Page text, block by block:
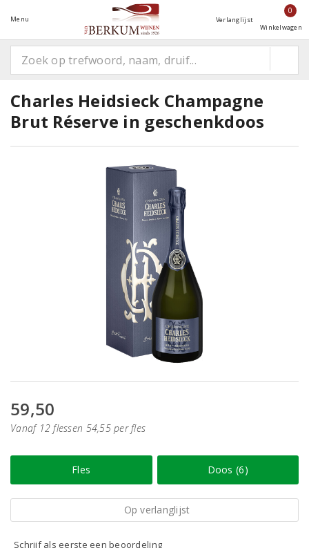
Menu Verlanglijst
0
Winkelwagen
Charles Heidsieck Champagne
Brut Réserve in geschenkdoos
59,50
Vanaf 12 flessen 54,55 per fles
Fles Doos (6)
Op verlanglijst
Schrijf als eerste een beoordeling